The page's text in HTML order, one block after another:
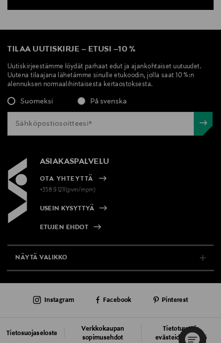
TILAA UUTISKIRJE – ETUSI –10 %
Uutiskirjeestämme löydät parhaat edut ja ajankohtaiset uutuudet.
Uutena tilaajana lähetämme sinulle etukoodin, jolla saat 10 %:n
alennuksen normaalihintaisesta kertaostoksesta.
Suomeksi På svenska
ASIAKASPALVELU
OTA YHTEYTTÄ
+358 9 1211(pvm/mpm)
USEIN KYSYTTYÄ
ETUJEN EHDOT
NÄYTÄ VALIKKO
AJANKOHTAISTA
Tietosuojaseloste
Verkkokaupan
sopimusehdot
Tietoturva ja
evästeiden käyttö
Instagram Facebook Pinterest